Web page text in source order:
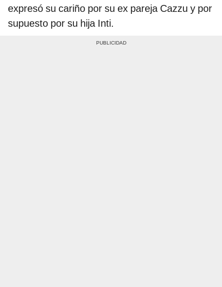
expresó su cariño por su ex pareja Cazzu y por
supuesto por su hija Inti.